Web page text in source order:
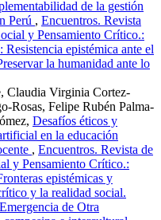
de la gestión
Perú , Encuentros. Revista
y Pensamiento Crítico.:
epistémica ante el
la humanidad ante lo
Claudia Virginia Cortez-
Rosas, Felipe Rubén Palma-
Desafíos éticos y
en la educación
, Encuentros. Revista de
y Pensamiento Crítico.:
epistémicas y
y la realidad social.
Emergencia de Otra